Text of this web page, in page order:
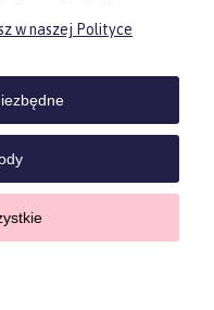
POMOC MOJE
w naszej Polityce
zakup.